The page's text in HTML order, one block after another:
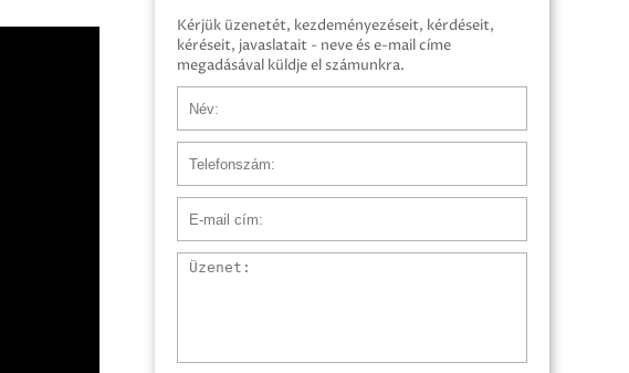
Kérjük üzenetét, kezdeményezéseit, kérdéseit,
kéréseit, javaslatait - neve és e-mail címe
megadásával küldje el számunkra.
Üzenet